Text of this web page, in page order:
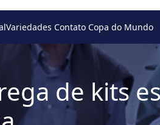
Variedades Contato Copa do Mundo
de kits